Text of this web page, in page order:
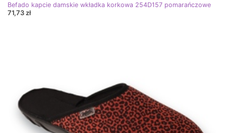
Befado kapcie damskie wkładka korkowa 254D157 pomarańczowe
71,73 zł